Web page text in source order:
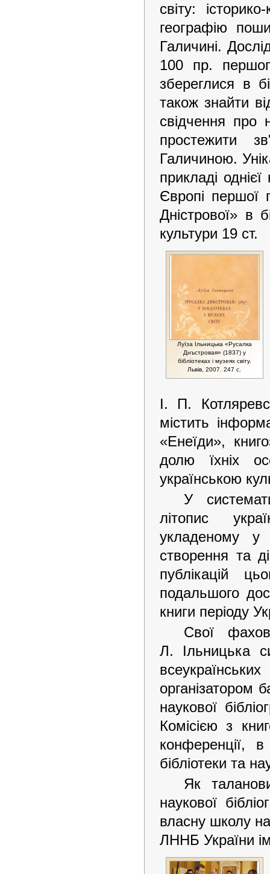
світу:
географію
Галичині.
100 пр.
збереглися в
також знайти
свідчення про
простежити
Галичиною.
прикладі
Європі першої
Дністрової» в
культури 19 ст.
Луїза Ільницька «Русалка
Днъстровая» (1837) у
бібліотеках і музеях світу.
Львів, 2007. 247 с.
І. П.
містить
«Енеїди»,
долю їхніх
українською
У
літопис
укладеному у
створення та
публікацій
подальшого
книги періоду
Свої
Л. Ільницька
організатором
наукової
Комісією з
конференції,
бібліотеки та
Як
наукової
власну школу
ЛННБ України